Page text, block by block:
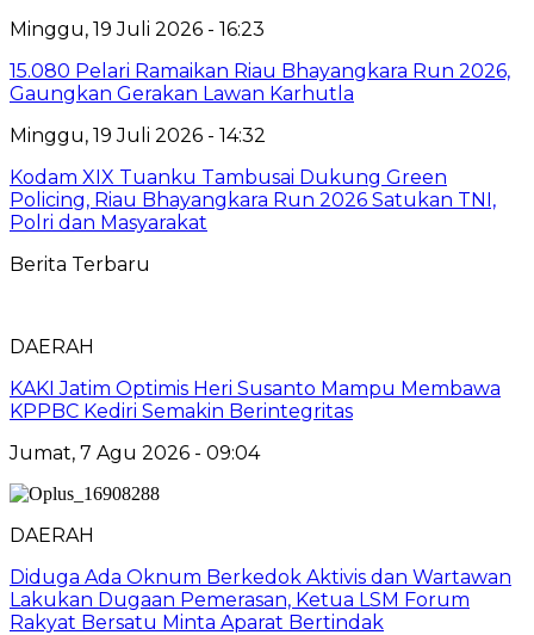
Minggu, 19 Juli 2026 - 16:23
15.080 Pelari Ramaikan Riau Bhayangkara Run 2026,
Gaungkan Gerakan Lawan Karhutla
Minggu, 19 Juli 2026 - 14:32
Kodam XIX Tuanku Tambusai Dukung Green
Policing, Riau Bhayangkara Run 2026 Satukan TNI,
Polri dan Masyarakat
Berita Terbaru
DAERAH
KAKI Jatim Optimis Heri Susanto Mampu Membawa
KPPBC Kediri Semakin Berintegritas
Jumat, 7 Agu 2026 - 09:04
DAERAH
Diduga Ada Oknum Berkedok Aktivis dan Wartawan
Lakukan Dugaan Pemerasan, Ketua LSM Forum
Rakyat Bersatu Minta Aparat Bertindak